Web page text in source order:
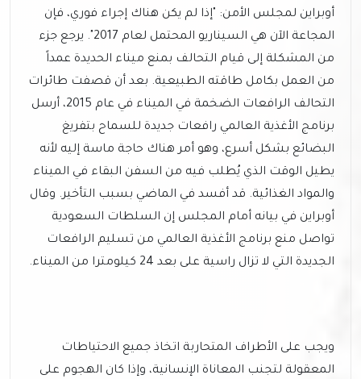
أوبراين لمجلس الأمن: "إذا لم يكن هناك إجراء فوري، فإن
المجاعة الآن هي السيناريو المحتمل لعام 2017". يرجع جزء
من المشكلة إلى قيام التحالف بمنع ميناء الحديدة عمداً
من العمل بكامل طاقته الطبيعية. بعد أن قصفت طائرات
التحالف الرافعات الضخمة في الميناء في عام 2015، أرسل
برنامج الأغذية العالمي رافعات جديدة للسماح بتفريغ
البضائع بشكل أسرع، وهو أمر هناك حاجة ماسة إليه لأنه
يطيل الوقت الذي يُطلب فيه من السفن البقاء في الميناء
والمواد الغذائية. قد أفسد في الماضي بسبب التأخير. وقال
أوبراين في بيانه أمام المجلس إن السلطات السعودية
تواصل منع برنامج الأغذية العالمي من تسليم الرافعات
الجديدة التي لا تزال راسية على بعد 24 كيلومترا من الميناء.
ويجب على الأطراف المتحاربة اتخاذ جميع الاحتياطات
المعقولة لتجنب المعاناة الإنسانية، وإذا كان الهجوم على